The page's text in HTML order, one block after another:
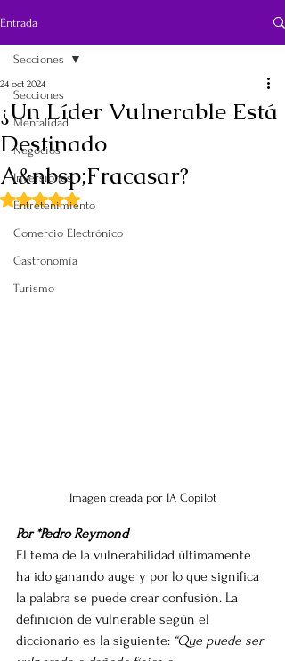
Entrada
Secciones
Mentalidad
Negocios
Inversiones
Entretenimiento
Comercio Electrónico
Gastronomía
Turismo
Secciones
¿Un Líder Vulnerable Está
Destinado
A&nbsp;Fracasar?
24 oct 2024
Obtuvo NaN de 5 estrellas.
Imagen creada por IA Copilot
Por *Pedro Reymond
El tema de la vulnerabilidad últimamente
ha ido ganando auge y por lo que significa
la palabra se puede crear confusión. La
definición de vulnerable según el
diccionario es la siguiente: “Que puede ser